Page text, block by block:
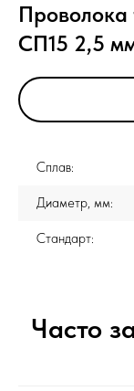
Проволока
СП15 2,5
Сплав:
Диаметр, мм:
Стандарт:
Часто